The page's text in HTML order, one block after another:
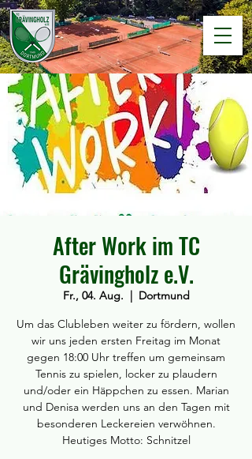
After Work im TC
Grävingholz e.V.
Fr., 04. Aug.
  |
Dortmund
Um das Clubleben weiter zu fördern, wollen
wir uns jeden ersten Freitag im Monat
gegen 18:00 Uhr treffen um gemeinsam
Tennis zu spielen, locker zu plaudern
und/oder ein Häppchen zu essen. Marian
und Denisa werden uns an den Tagen mit
besonderen Leckereien verwöhnen.
Heutiges Motto: Schnitzel